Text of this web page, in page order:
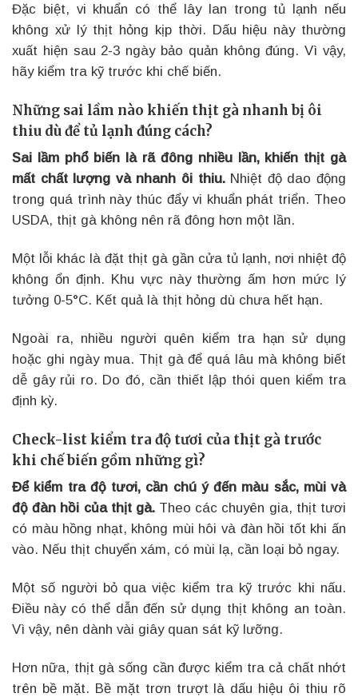
Đặc biệt, vi khuẩn có thể lây lan trong tủ lạnh nếu
không xử lý thịt hỏng kịp thời. Dấu hiệu này thường
xuất hiện sau 2-3 ngày bảo quản không đúng. Vì vậy,
hãy kiểm tra kỹ trước khi chế biến.
Những sai lầm nào khiến thịt gà nhanh bị ôi
thiu dù để tủ lạnh đúng cách?
Sai lầm phổ biến là rã đông nhiều lần, khiến thịt gà
mất chất lượng và nhanh ôi thiu.Nhiệt độ dao động
trong quá trình này thúc đẩy vi khuẩn phát triển. Theo
USDA, thịt gà không nên rã đông hơn một lần.
Một lỗi khác là đặt thịt gà gần cửa tủ lạnh, nơi nhiệt độ
không ổn định. Khu vực này thường ấm hơn mức lý
tưởng 0-5°C. Kết quả là thịt hỏng dù chưa hết hạn.
Ngoài ra, nhiều người quên kiểm tra hạn sử dụng
hoặc ghi ngày mua. Thịt gà để quá lâu mà không biết
dễ gây rủi ro. Do đó, cần thiết lập thói quen kiểm tra
định kỳ.
Check-list kiểm tra độ tươi của thịt gà trước
khi chế biến gồm những gì?
Để kiểm tra độ tươi, cần chú ý đến màu sắc, mùi và
độ đàn hồi của thịt gà.Theo các chuyên gia, thịt tươi
có màu hồng nhạt, không mùi hôi và đàn hồi tốt khi ấn
vào. Nếu thịt chuyển xám, có mùi lạ, cần loại bỏ ngay.
Một số người bỏ qua việc kiểm tra kỹ trước khi nấu.
Điều này có thể dẫn đến sử dụng thịt không an toàn.
Vì vậy, nên dành vài giây quan sát kỹ lưỡng.
Hơn nữa, thịt gà sống cần được kiểm tra cả chất nhớt
trên bề mặt. Bề mặt trơn trượt là dấu hiệu ôi thiu rõ